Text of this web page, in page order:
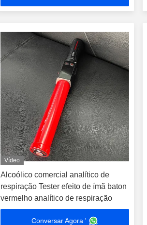
Vídeo
Alcoólico comercial analítico de
respiração Tester efeito de ímã baton
vermelho analítico de respiração
Conversar Agora '